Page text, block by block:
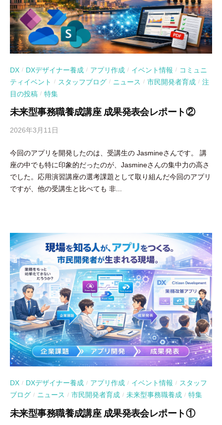
DX / DXデザイナー養成 / アプリ作成 / イベント情報 / コミュニ
ティイベント
/ スタッフブログ / ニュース / 市民開発者育成 / 注
目の投稿 / 特集
未来型事務職養成講座 成果発表会レポート②
2026年3月11日
吉
田
豪
今回のアプリを開発したのは、受講生の Jasmineさんです。 講
座の中でも特に印象的だったのが、Jasmineさんの集中力の高さ
でした。応用演習講座の選考課題として取り組んだ今回のアプリ
ですが、他の受講生と比べても 非...
DX / DXデザイナー養成 / アプリ作成 / イベント情報 / スタッフ
ブログ / ニュース / 市民開発者育成 / 未来型事務職養成 / 特集
未来型事務職養成講座 成果発表会レポート①